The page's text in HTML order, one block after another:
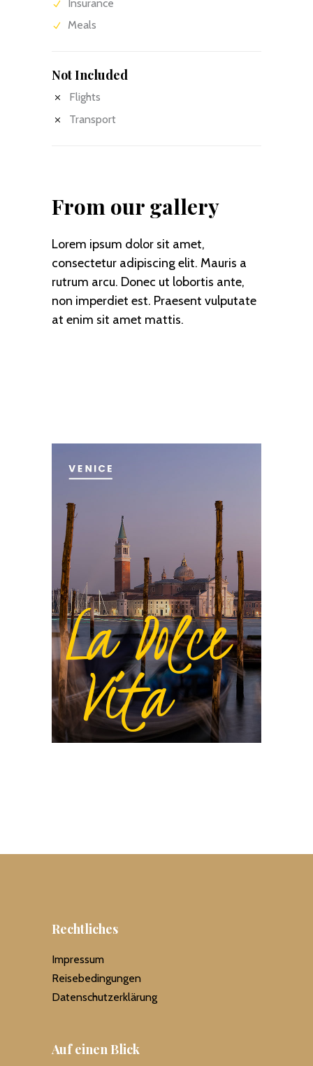
Insurance
Meals
Not Included
Flights
Transport
From our gallery
Lorem ipsum dolor sit amet,
consectetur adipiscing elit. Mauris a
rutrum arcu. Donec ut lobortis ante,
non imperdiet est. Praesent vulputate
at enim sit amet mattis.
Rechtliches
Impressum
Reisebedingungen
Datenschutzerklärung
Auf einen Blick